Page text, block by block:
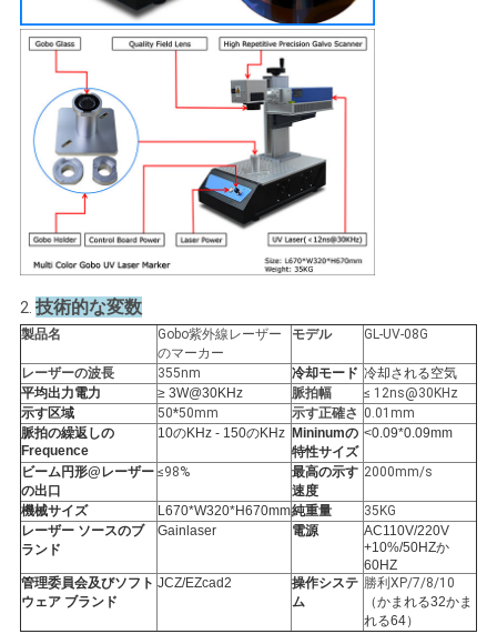
図
PRIVACY
POLICY
2. 技術的な変数
製品名
Gobo紫外線レーザー
のマーカー
モデル GL-UV-08G
レーザーの波長 355nm 冷却モード 冷却される空気
平均出力電力
≥ 3W@30KHz 脈拍幅
≤ 12ns@30KHz
示す区域
50*50mm 示す正確さ 0.01mm
脈拍の繰返しの
Frequence
10のKHz - 150のKHz Mininumの
特性サイズ
<0.09*0.09mm
ビーム円形@レーザー
の出口
≤98%
最高の示す
速度
2000mm/s
機械サイズ L670*W320*H670mm純重量
35KG
レーザー ソースのブ
ランド
Gainlaser 電源
AC110V/220V
+10%/50HZか
60HZ
管理委員会及びソフト
ウェア ブランド
JCZ/EZcad2
操作システ
ム
勝利XP/7/8/10
（かまれる32かま
れる64）